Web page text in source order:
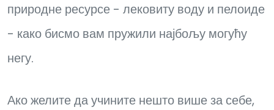
природне ресурсе - лековиту воду и пелоиде
- како бисмо вам пружили најбољу могућу
негу.
Ако желите да учините нешто више за себе,